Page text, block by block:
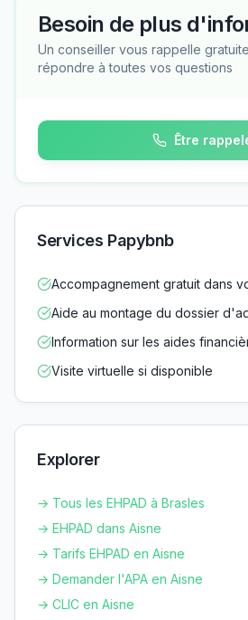
Besoin de plus
Un conseiller vous rappelle
répondre à toutes vos questions
Être
Services Papybnb
Accompagnement gratuit dans
Aide au montage du dossier
Information sur les aides
Visite virtuelle si disponible
Explorer
→ Tous les EHPAD à Brasles
→ EHPAD dans Aisne
→ Tarifs EHPAD en Aisne
→ Demander l'APA en Aisne
→ CLIC en Aisne